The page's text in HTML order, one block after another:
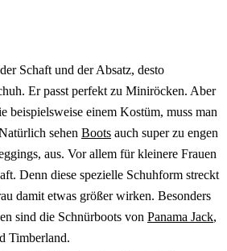
Schaft und der Absatz, desto
Er passt perfekt zu Miniröcken. Aber
beispielsweise einem Kostüm, muss man
sehen Boots auch super zu engen
aus. Vor allem für kleinere Frauen
Denn diese spezielle Schuhform streckt
damit etwas größer wirken. Besonders
sind die Schnürboots von Panama Jack,
Timberland.